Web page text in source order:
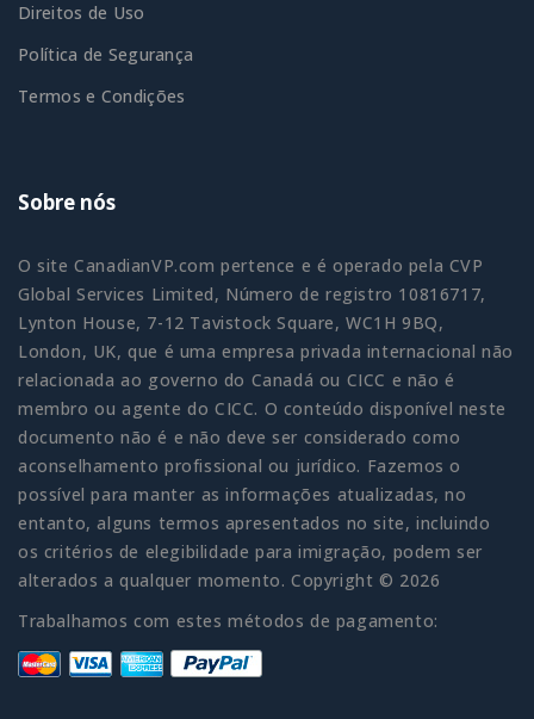
Direitos de Uso
Política de Segurança
Termos e Condições
Sobre nós
O site CanadianVP.com pertence e é operado pela CVP
Global Services Limited, Número de registro 10816717,
Lynton House, 7-12 Tavistock Square, WC1H 9BQ,
London, UK, que é uma empresa privada internacional não
relacionada ao governo do Canadá ou CICC e não é
membro ou agente do CICC. O conteúdo disponível neste
documento não é e não deve ser considerado como
aconselhamento profissional ou jurídico. Fazemos o
possível para manter as informações atualizadas, no
entanto, alguns termos apresentados no site, incluindo
os critérios de elegibilidade para imigração, podem ser
alterados a qualquer momento. Copyright © 2026
Trabalhamos com estes métodos de pagamento: